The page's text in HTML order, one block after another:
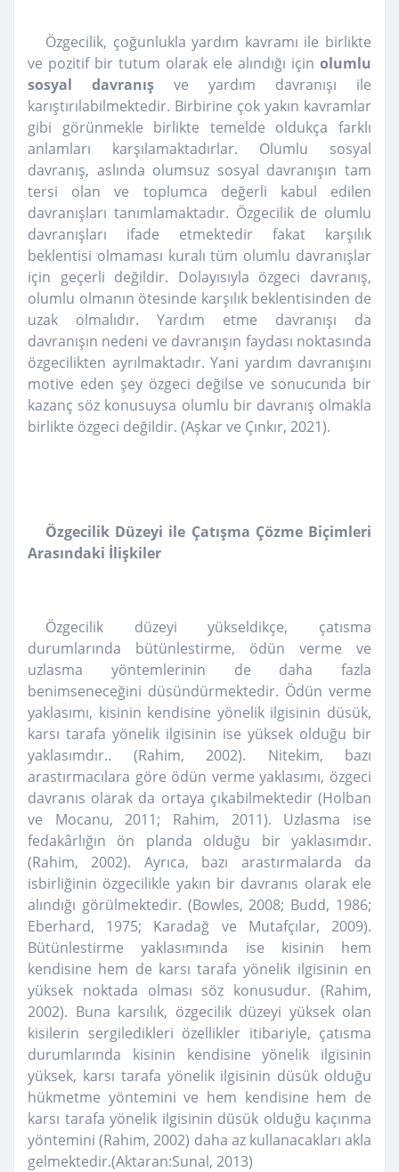
Özgecilik, çoğunlukla yardım kavramı ile birlikte
ve pozitif bir tutum olarak ele alındığı için olumlu
sosyal davranış ve yardım davranışı ile
karıştırılabilmektedir. Birbirine çok yakın kavramlar
gibi görünmekle birlikte temelde oldukça farklı
anlamları karşılamaktadırlar. Olumlu sosyal
davranış, aslında olumsuz sosyal davranışın tam
tersi olan ve toplumca değerli kabul edilen
davranışları tanımlamaktadır. Özgecilik de olumlu
davranışları ifade etmektedir fakat karşılık
beklentisi olmaması kuralı tüm olumlu davranışlar
için geçerli değildir. Dolayısıyla özgeci davranış,
olumlu olmanın ötesinde karşılık beklentisinden de
uzak olmalıdır. Yardım etme davranışı da
davranışın nedeni ve davranışın faydası noktasında
özgecilikten ayrılmaktadır. Yani yardım davranışını
motive eden şey özgeci değilse ve sonucunda bir
kazanç söz konusuysa olumlu bir davranış olmakla
birlikte özgeci değildir. (Aşkar ve Çınkır, 2021).
Özgecilik Düzeyi ile Çatışma Çözme Biçimleri
Arasındaki İlişkiler
Özgecilik düzeyi yükseldikçe, çatısma
durumlarında bütünlestirme, ödün verme ve
uzlasma yöntemlerinin de daha fazla
benimseneceğini düsündürmektedir. Ödün verme
yaklasımı, kisinin kendisine yönelik ilgisinin düsük,
karsı tarafa yönelik ilgisinin ise yüksek olduğu bir
yaklasımdır.. (Rahim, 2002). Nitekim, bazı
arastırmacılara göre ödün verme yaklasımı, özgeci
davranıs olarak da ortaya çıkabilmektedir (Holban
ve Mocanu, 2011; Rahim, 2011). Uzlasma ise
fedakârlığın ön planda olduğu bir yaklasımdır.
(Rahim, 2002). Ayrıca, bazı arastırmalarda da
isbirliğinin özgecilikle yakın bir davranıs olarak ele
alındığı görülmektedir. (Bowles, 2008; Budd, 1986;
Eberhard, 1975; Karadağ ve Mutafçılar, 2009).
Bütünlestirme yaklasımında ise kisinin hem
kendisine hem de karsı tarafa yönelik ilgisinin en
yüksek noktada olması söz konusudur. (Rahim,
2002). Buna karsılık, özgecilik düzeyi yüksek olan
kisilerin sergiledikleri özellikler itibariyle, çatısma
durumlarında kisinin kendisine yönelik ilgisinin
yüksek, karsı tarafa yönelik ilgisinin düsük olduğu
hükmetme yöntemini ve hem kendisine hem de
karsı tarafa yönelik ilgisinin düsük olduğu kaçınma
yöntemini (Rahim, 2002) daha az kullanacakları akla
gelmektedir.(Aktaran:Sunal, 2013)